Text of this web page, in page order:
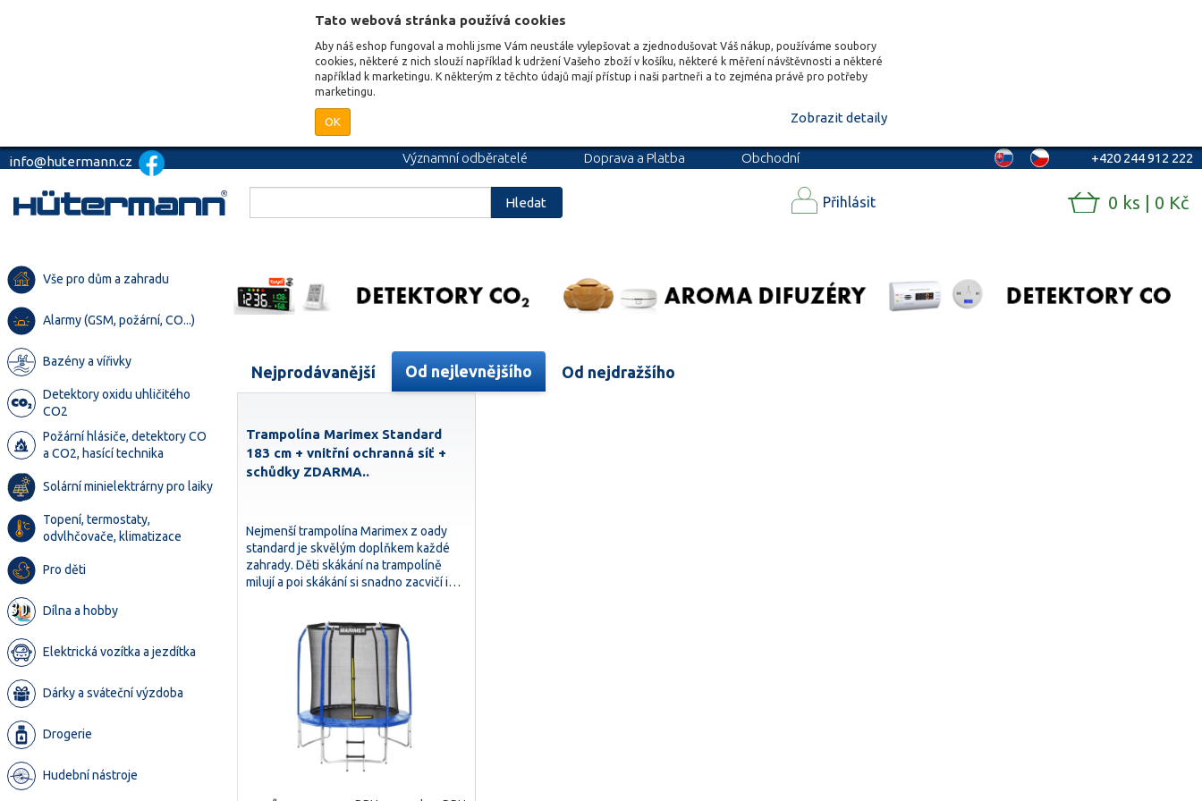
Tato webová stránka používá cookies
Aby náš eshop fungoval a mohli jsme Vám neustále vylepšovat a zjednodušovat Váš nákup, používáme soubory
cookies, některé z nich slouží například k udržení Vašeho zboží v košíku, některé k měření návštěvnosti a některé
například k marketingu. K některým z těchto údajů mají přístup i naši partneři a to zejména právě pro potřeby
marketingu.
OK Zobrazit detaily
info@hutermann.cz Významní odběratelé Doprava a Platba
Obchodní
+420 244 912 222
Hledat Přihlásit 0 ks | 0 Kč
Vše pro dům a zahradu
Alarmy (GSM, požární, CO...)
Bazény a vířivky
Detektory oxidu uhličitého
CO2
Požární hlásiče, detektory CO
a CO2, hasící technika
Solární minielektrárny pro laiky
Topení, termostaty,
odvlhčovače, klimatizace
Pro děti
Dílna a hobby
Elektrická vozítka a jezdítka
Dárky a sváteční výzdoba
Drogerie
Hudební nástroje
Nejprodávanější Od nejlevnějšího Od nejdražšího
Trampolína Marimex Standard
183 cm + vnitřní ochranná síť +
schůdky ZDARMA..
Nejmenší trampolína Marimex z oady
standard je skvělým doplňkem každé
zahrady. Děti skákání na trampolíně
milují a poi skákání si snadno zacvičí i…